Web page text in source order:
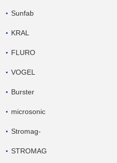
Sunfab
KRAL
FLURO
VOGEL
Burster
microsonic
Stromag-
STROMAG